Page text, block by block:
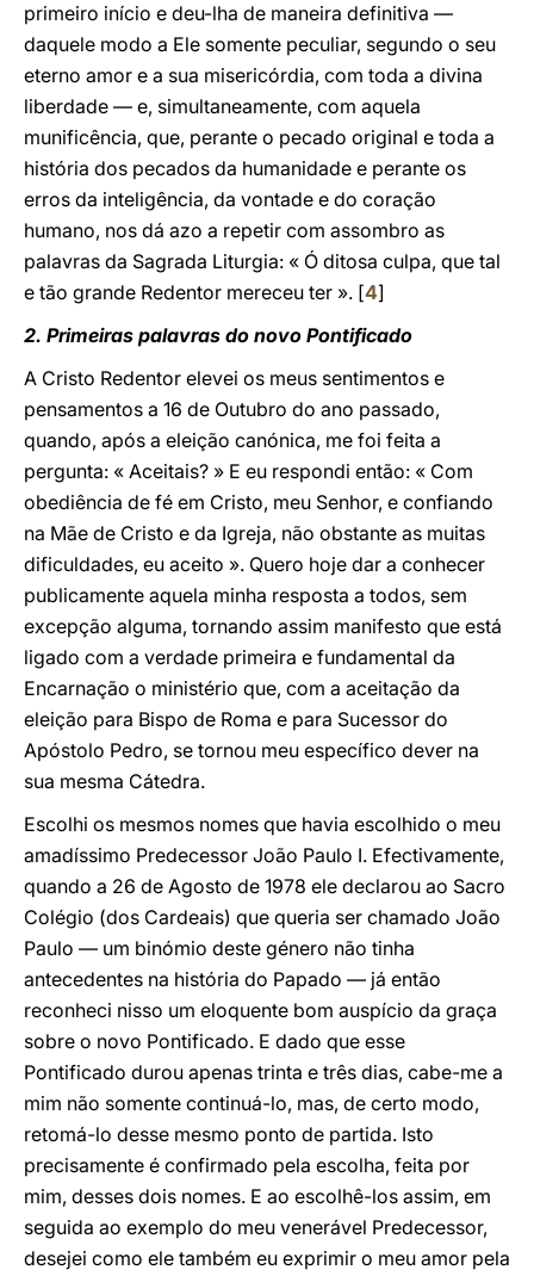
primeiro início e deu-lha de maneira definitiva —
daquele modo a Ele somente peculiar, segundo o seu
eterno amor e a sua misericórdia, com toda a divina
liberdade — e, simultaneamente, com aquela
munificência, que, perante o pecado original e toda a
história dos pecados da humanidade e perante os
erros da inteligência, da vontade e do coração
humano, nos dá azo a repetir com assombro as
palavras da Sagrada Liturgia: « Ó ditosa culpa, que tal
e tão grande Redentor mereceu ter ». [4]
2. Primeiras palavras do novo Pontificado
A Cristo Redentor elevei os meus sentimentos e
pensamentos a 16 de Outubro do ano passado,
quando, após a eleição canónica, me foi feita a
pergunta: « Aceitais? » E eu respondi então: « Com
obediência de fé em Cristo, meu Senhor, e confiando
na Mãe de Cristo e da Igreja, não obstante as muitas
dificuldades, eu aceito ». Quero hoje dar a conhecer
publicamente aquela minha resposta a todos, sem
excepção alguma, tornando assim manifesto que está
ligado com a verdade primeira e fundamental da
Encarnação o ministério que, com a aceitação da
eleição para Bispo de Roma e para Sucessor do
Apóstolo Pedro, se tornou meu específico dever na
sua mesma Cátedra.
Escolhi os mesmos nomes que havia escolhido o meu
amadíssimo Predecessor João Paulo I. Efectivamente,
quando a 26 de Agosto de 1978 ele declarou ao Sacro
Colégio (dos Cardeais) que queria ser chamado João
Paulo — um binómio deste género não tinha
antecedentes na história do Papado — já então
reconheci nisso um eloquente bom auspício da graça
sobre o novo Pontificado. E dado que esse
Pontificado durou apenas trinta e três dias, cabe-me a
mim não somente continuá-lo, mas, de certo modo,
retomá-lo desse mesmo ponto de partida. Isto
precisamente é confirmado pela escolha, feita por
mim, desses dois nomes. E ao escolhê-los assim, em
seguida ao exemplo do meu venerável Predecessor,
desejei como ele também eu exprimir o meu amor pela